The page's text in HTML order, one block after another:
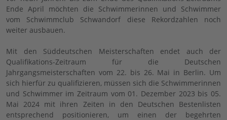
Ende April möchten die Schwimmerinnen und Schwimmer
vom Schwimmclub Schwandorf diese Rekordzahlen noch
weiter ausbauen.
Mit den Süddeutschen Meisterschaften endet auch der
Qualifikations-Zeitraum für die Deutschen
Jahrgangsmeisterschaften vom 22. bis 26. Mai in Berlin. Um
sich hierfür zu qualifizieren, müssen sich die Schwimmerinnen
und Schwimmer im Zeitraum vom 01. Dezember 2023 bis 05.
Mai 2024 mit ihren Zeiten in den Deutschen Bestenlisten
entsprechend positionieren, um einen der begehrten